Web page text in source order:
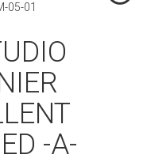
05-01
-A-